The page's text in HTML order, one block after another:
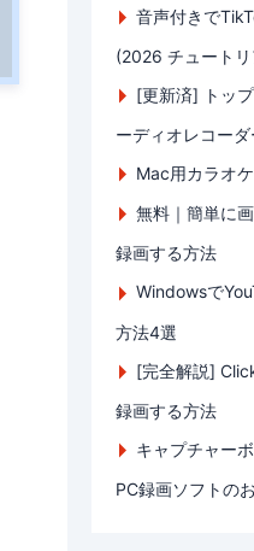
音声付きで
(2026 チュート
[更新済] トッ
ーディオレコーダ
Mac用カラオ
無料｜簡単に
録画する方法
Windowsで
方法4選
[完全解説]
録画する方法
キャプチャー
PC録画ソフトの